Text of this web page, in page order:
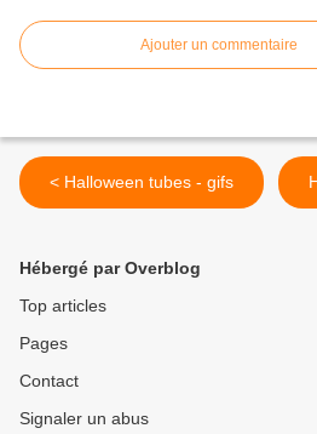
Ajouter un commentaire
< Halloween tubes - gifs
Hébergé par Overblog
Top articles
Pages
Contact
Signaler un abus